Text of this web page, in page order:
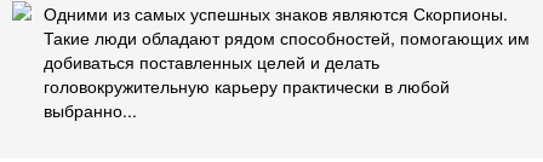
Одними из самых успешных знаков являются Скорпионы.
Такие люди обладают рядом способностей, помогающих им
добиваться поставленных целей и делать
головокружительную карьеру практически в любой
выбранно...